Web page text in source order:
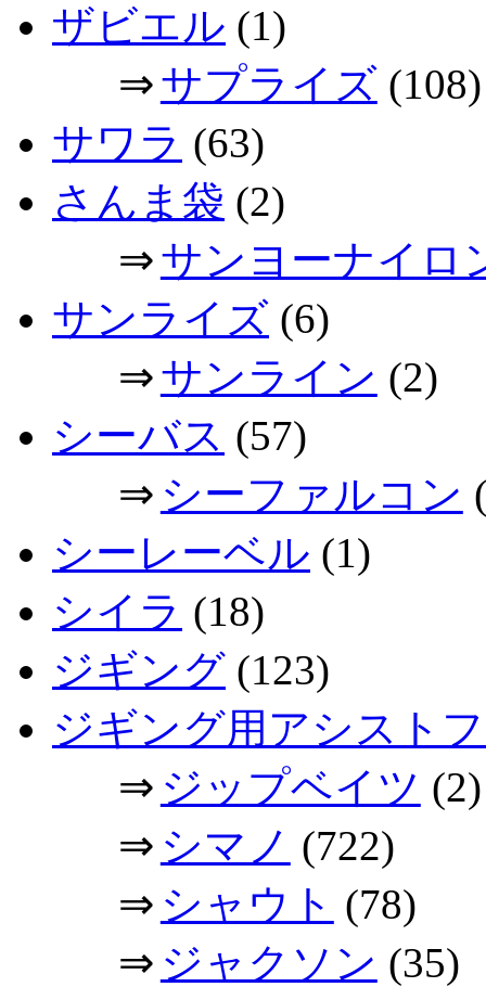
ザビエル (1)
⇒サプライズ(108)
サワラ (63)
さんま袋 (2)
⇒サンヨーナイロ
サンライズ (6)
⇒サンライン (2)
シーバス (57)
⇒ シーファルコン
シーレーベル (1)
シイラ (18)
ジギング (123)
ジギング用アシスト
⇒ ジップベイツ (2)
⇒ シマノ (722)
⇒ シャウト (78)
⇒ ジャクソン (35)